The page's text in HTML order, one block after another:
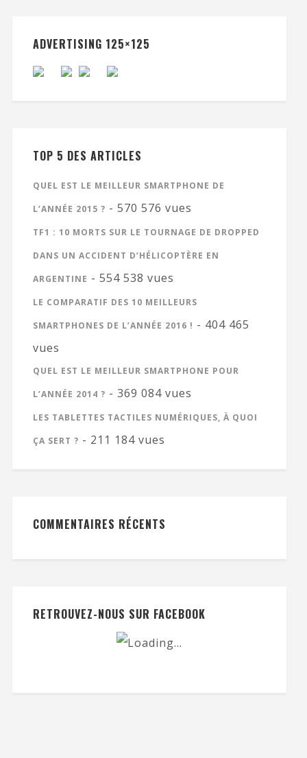
ADVERTISING 125×125
TOP 5 DES ARTICLES
QUEL EST LE MEILLEUR SMARTPHONE DE
L’ANNÉE 2015 ? - 570 576 vues
TF1 : 10 MORTS SUR LE TOURNAGE DE DROPPED
DANS UN ACCIDENT D’HÉLICOPTÈRE EN
ARGENTINE - 554 538 vues
LE COMPARATIF DES 10 MEILLEURS
SMARTPHONES DE L’ANNÉE 2016 ! - 404 465
vues
QUEL EST LE MEILLEUR SMARTPHONE POUR
L’ANNÉE 2014 ? - 369 084 vues
LES TABLETTES TACTILES NUMÉRIQUES, À QUOI
ÇA SERT ? - 211 184 vues
COMMENTAIRES RÉCENTS
RETROUVEZ-NOUS SUR FACEBOOK